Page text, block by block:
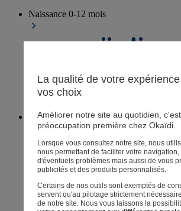
Naissance 0-12 mois
Magasins
Aide et contact
Livraison
Bébé fille3 mois - 5 ans
Aide et contact
Livraison
Retour
La qualité de votre
vos choix
Améliorer notre site au quotidien,
préoccupation première chez Okaïdi.
Lorsque vous consultez notre site, nous
nous permettant de faciliter votre navigation,
d'éventuels problèmes mais aussi de vous
publicités et des produits personnalisés.
Certains de nos outils sont exemptés de
servent qu'au pilotage strictement
de notre site. Nous vous laissons la